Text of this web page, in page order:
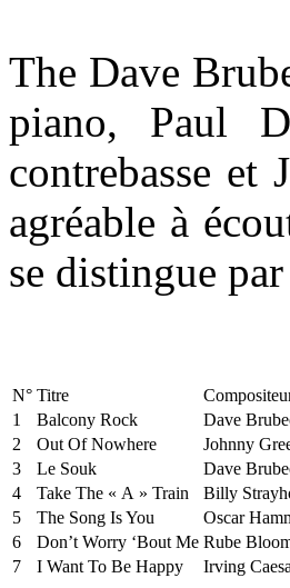
The Dave
piano, Paul
contrebasse et
agréable à
se distingue
N° Titre
1
Balcony Rock Dave
2
Out Of Nowhere Johnny
3
Le Souk Dave
4
Take The « A » Train Billy
5
The Song Is You Oscar
6
Don’t Worry ‘Bout Me Rube
7
I Want To Be Happy Irving